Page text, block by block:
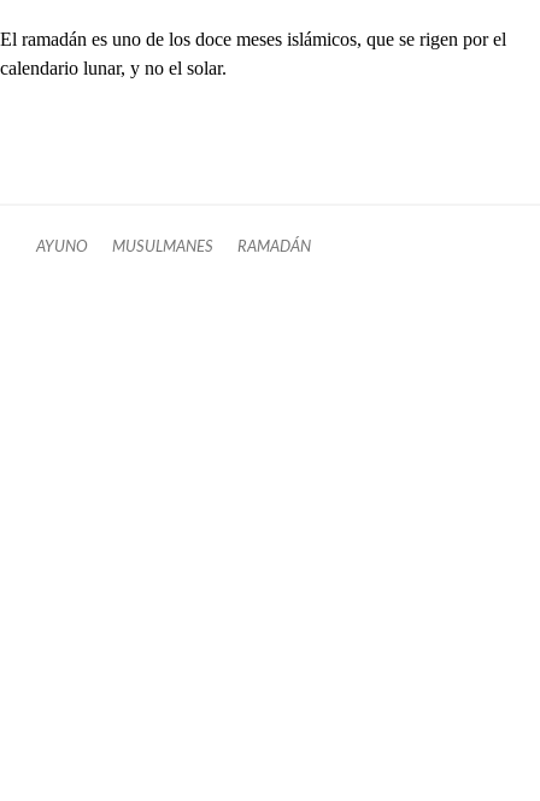
El ramadán es uno de los doce meses islámicos, que se rigen por el
calendario lunar, y no el solar.
AYUNO MUSULMANES RAMADÁN